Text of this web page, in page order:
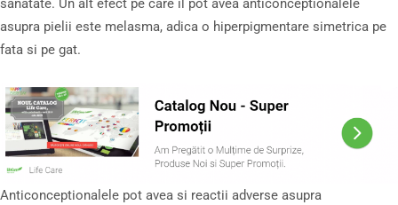
sanatate. Un alt efect pe care il pot avea anticonceptionalele
asupra pielii este melasma, adica o hiperpigmentare simetrica pe
fata si pe gat.
Anticonceptionalele pot avea si reactii adverse asupra